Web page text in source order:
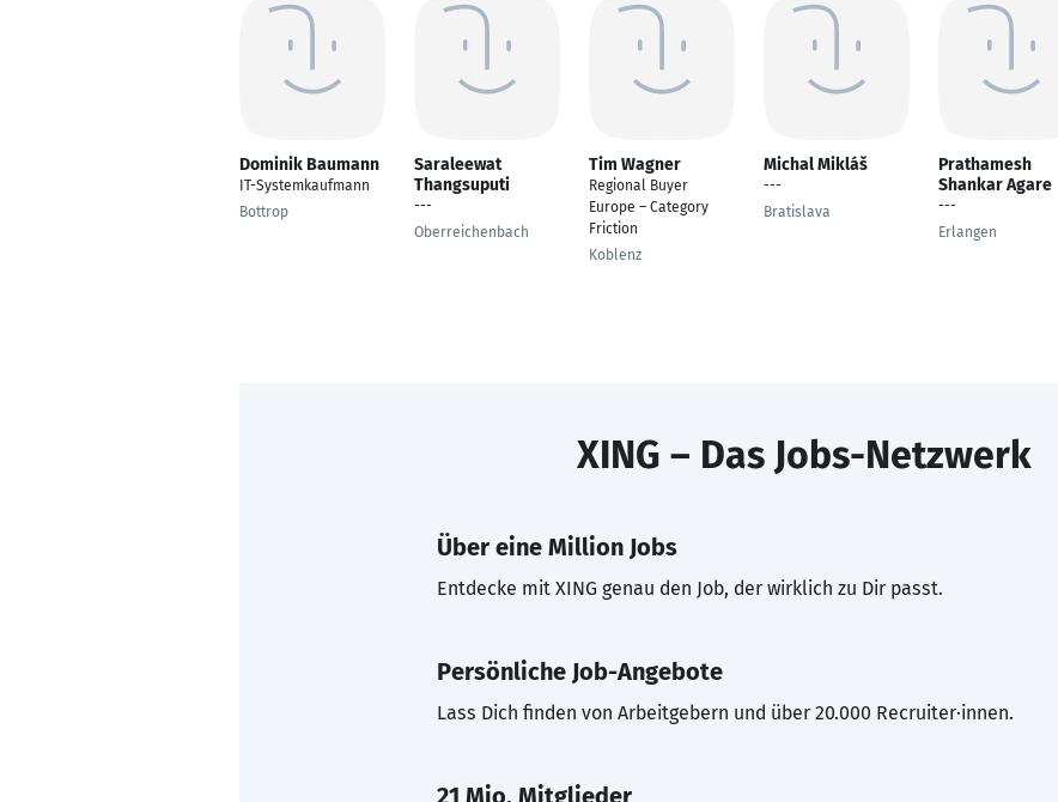
Dominik Baumann
IT-Systemkaufmann
Bottrop
Saraleewat
Thangsuputi
---
Oberreichenbach
Tim Wagner
Regional Buyer
Europe – Category
Friction
Koblenz
Michal Mikláš
---
Bratislava
Prathamesh
Shankar Agare
---
Erlangen
XING – Das Jobs-Netzwerk
Über eine Million Jobs
Entdecke mit XING genau den Job, der wirklich zu Dir passt.
Persönliche Job-Angebote
Lass Dich finden von Arbeitgebern und über 20.000 Recruiter·innen.
21 Mio. Mitglieder